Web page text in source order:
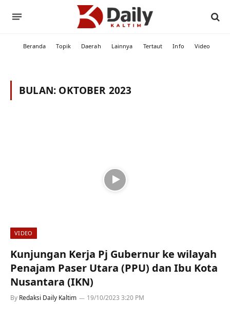
Beranda Topik Daerah Lainnya Tertaut Info Video
BULAN: OKTOBER 2023
VIDEO
Kunjungan Kerja Pj Gubernur ke wilayah
Penajam Paser Utara (PPU) dan Ibu Kota
Nusantara (IKN)
By Redaksi Daily Kaltim 19/10/2023 3:20 PM